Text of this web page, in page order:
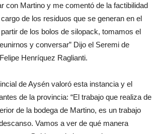
con Martino y me comentó de la factibilidad
de los residuos que se generan en el
de los bolos de silopack, tomamos el
y conversar” Dijo el Seremi de
Henríquez Raglianti.
de Aysén valoró esta instancia y el
de la provincia: “El trabajo que realiza de
de la bodega de Martino, es un trabajo
Vamos a ver de qué manera